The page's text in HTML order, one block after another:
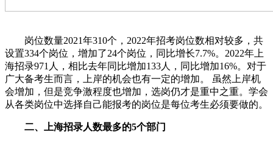
岗位数量2021年310个，2022年招考岗位数相对较多，共
设置334个岗位，增加了24个岗位，同比增长7.7%。2022年上
海招录971人，相比去年同比增加133人，同比增加16%。对于
广大备考生而言，上岸的机会也有一定的增加。 虽然上岸机
会增加，但是竞争激程度也增加，选岗仍才是重中之重。学会
从各类岗位中选择自己能报考的岗位是每位考生必须要做的。
二、上海招录人数最多的5个部门